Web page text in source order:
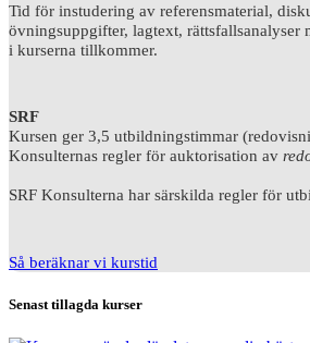
Tid för instudering av referensmaterial,
övningsuppgifter, lagtext, rättsfallsanalyser
i kurserna tillkommer.
SRF
Kursen ger 3,5 utbildningstimmar
Konsulternas regler för auktorisation av
SRF Konsulterna har särskilda regler för
Så beräknar vi kurstid
Senast tillagda kurser